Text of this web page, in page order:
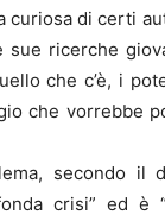
curiosa di certi
sue ricerche
che c’è, i
che vorrebbe
secondo il
crisi” ed è